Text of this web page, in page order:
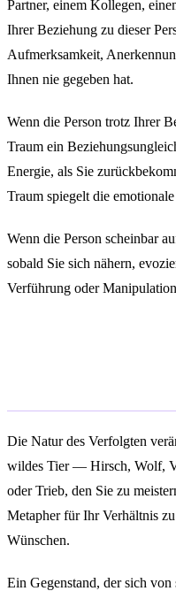
Partner, einem Kollegen,
Ihrer Beziehung zu dieser
Aufmerksamkeit,
Ihnen nie gegeben hat.
Wenn die Person trotz Ihrer
Traum ein
Energie, als Sie
Traum spiegelt die
Wenn die Person scheinbar
sobald Sie sich nähern,
Verführung oder
Die Natur des Verfolgten
wildes Tier — Hirsch, Wolf,
oder Trieb, den Sie zu
Metapher für Ihr Verhältnis
Wünschen.
Ein Gegenstand, der sich